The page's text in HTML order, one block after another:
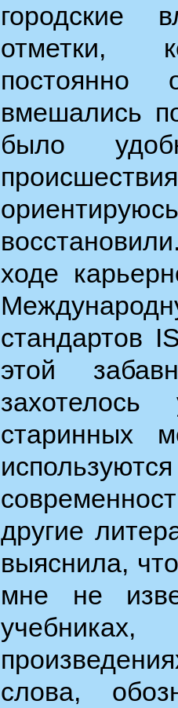
городские
отметки,
постоянно
вмешались
было
ходе
стандартов
этой
старинных
другие
выяснила,
мне не
слова,